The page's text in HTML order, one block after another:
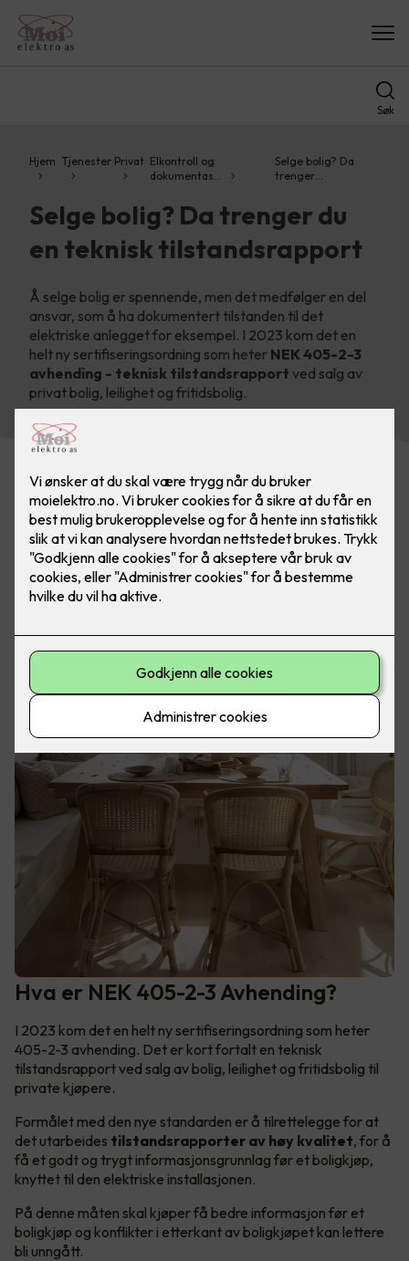
Søk
Hjem Tjenester Privat Elkontroll og
dokumentas…
Selge bolig? Da
trenger…
Selge bolig? Da trenger du
en teknisk tilstandsrapport
Å selge bolig er spennende, men det medfølger en del
ansvar, som å ha dokumentert tilstanden til det
elektriske anlegget for eksempel. I 2023 kom det en
helt ny sertifiseringsordning som heter NEK 405-2-3
avhending - teknisk tilstandsrapport ved salg av
privat bolig, leilighet og fritidsbolig.
Hva er NEK 405-2-3 Avhending?
I 2023 kom det en helt ny sertifiseringsordning som heter
405-2-3 avhending. Det er kort fortalt en teknisk
tilstandsrapport ved salg av bolig, leilighet og fritidsbolig til
private kjøpere.
Formålet med den nye standarden er å tilrettelegge for at
det utarbeides tilstandsrapporter av høy kvalitet, for å
få et godt og trygt informasjonsgrunnlag før et boligkjøp,
knyttet til den elektriske installasjonen.
På denne måten skal kjøper få bedre informasjon før et
boligkjøp og konflikter i etterkant av boligkjøpet kan lettere
bli unngått.